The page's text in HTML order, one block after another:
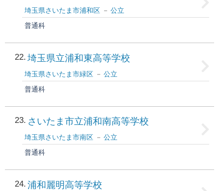
埼玉県さいたま市浦和区
公立
普通科
22 埼玉県立浦和東高等学校
埼玉県さいたま市緑区
公立
普通科
23 さいたま市立浦和南高等学校
埼玉県さいたま市南区
公立
普通科
24 浦和麗明高等学校